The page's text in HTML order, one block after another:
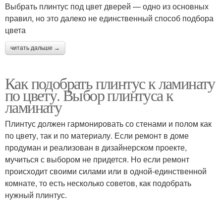
Выбрать плинтус под цвет дверей — одно из основных
правил, но это далеко не единственный способ подбора
цвета
читать дальше →
Как подобрать плинтус к ламинату
по цвету. Выбор плинтуса к
ламинату
Плинтус должен гармонировать со стенами и полом как
по цвету, так и по материалу. Если ремонт в доме
продуман и реализован в дизайнерском проекте,
мучиться с выбором не придется. Но если ремонт
происходит своими силами или в одной-единственной
комнате, то есть несколько советов, как подобрать
нужный плинтус.